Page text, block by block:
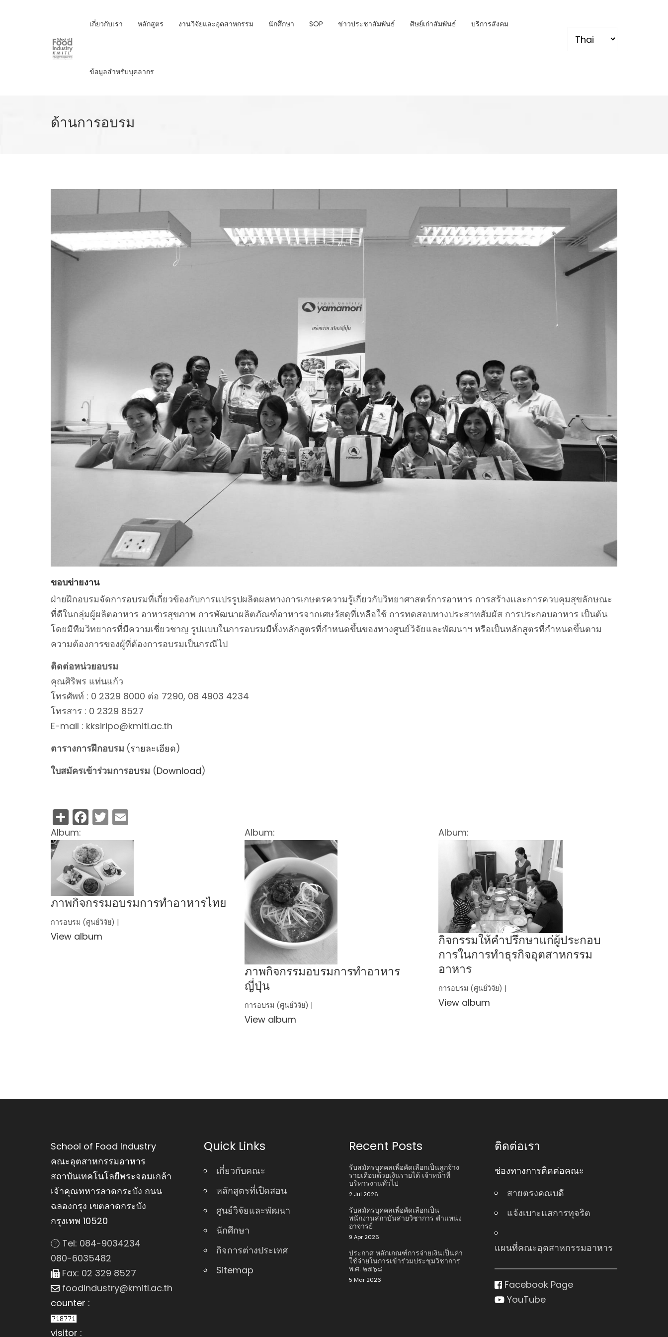
เกี่ยวกับเรา หลักสูตร งานวิจัยและอุตสาหกรรม นักศึกษา SOP ข่าวประชาสัมพันธ์ ศิษย์เก่าสัมพันธ์ บริการสังคม
ข้อมูลสำหรับบุคลากร
ด้านการอบรม
ขอบข่ายงาน
ฝ่ายฝึกอบรมจัดการอบรมที่เกี่ยวข้องกับการแปรรูปผลิตผลทางการเกษตรความรู้เกี่ยวกับวิทยาศาสตร์การอาหาร การสร้างและการควบคุมสุขลักษณะ
ที่ดีในกลุ่มผู้ผลิตอาหาร อาหารสุขภาพ การพัฒนาผลิตภัณฑ์อาหารจากเศษวัสดุที่เหลือใช้ การทดสอบทางประสาทสัมผัส การประกอบอาหาร เป็นต้น
โดยมีทีมวิทยากรที่มีความเชี่ยวชาญ รูปแบบในการอบรมมีทั้งหลักสูตรที่กำหนดขึ้นของทางศูนย์วิจัยและพัฒนาฯ หรือเป็นหลักสูตรที่กำหนดขึ้นตาม
ความต้องการของผู้ที่ต้องการอบรมเป็นกรณีไป
ติดต่อหน่วยอบรม
คุณศิริพร แท่นแก้ว
โทรศัพท์ : 0 2329 8000 ต่อ 7290, 08 4903 4234
โทรสาร : 0 2329 8527
E-mail : kksiripo@kmitl.ac.th
ตารางการฝึกอบรม (รายละเอียด)
ใบสมัครเข้าร่วมการอบรม (Download)
ShareFacebook
Twitter
Album:
ภาพกิจกรรมอบรมการทำอาหารไทย
การอบรม (ศูนย์วิจัย) |
View album
Album:
ภาพกิจกรรมอบรมการทำอาหาร
ญี่ปุ่น
การอบรม (ศูนย์วิจัย) |
View album
Album:
กิจกรรมให้คำปรึกษาแก่ผู้ประกอบ
การในการทำธุรกิจอุตสาหกรรม
อาหาร
การอบรม (ศูนย์วิจัย) |
View album
School of Food Industry
คณะอุตสาหกรรมอาหาร
สถาบันเทคโนโลยีพระจอมเกล้า
เจ้าคุณทหารลาดกระบัง ถนน
ฉลองกรุง เขตลาดกระบัง
กรุงเทพ 10520
Tel: 084-9034234
080-6035482
Fax: 02 329 8527
foodindustry@kmitl.ac.th
counter :
visitor :
Quick Links
เกี่ยวกับคณะ
หลักสูตรที่เปิดสอน
ศูนย์วิจัยและพัฒนา
นักศึกษา
กิจการต่างประเทศ
Sitemap
Recent Posts
รับสมัครบุคคลเพื่อคัดเลือกเป็นลูกจ้าง
รายเดือนด้วยเงินรายได้ เจ้าหน้าที่
บริหารงานทั่วไป
2 Jul 2026
รับสมัครบุคคลเพื่อคัดเลือกเป็น
พนักงานสถาบันสายวิชาการ ตําแหน่ง
อาจารย์
9 Apr 2026
ประกาศ หลักเกณฑ์การจ่ายเงินเป็นค่า
ใช้จ่ายในการเข้าร่วมประชุมวิชาการ
พ.ศ. ๒๕๖๘
5 Mar 2026
ติดต่อเรา
ช่องทางการติดต่อคณะ
สายตรงคณบดี
แจ้งเบาะแสการทุจริต
แผนที่คณะอุตสาหกรรมอาหาร
Facebook Page
YouTube